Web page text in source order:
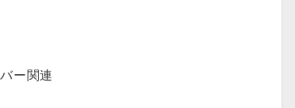
ー関連